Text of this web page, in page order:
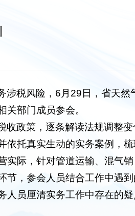
涉税风险，6月29日，省天然
部门成员参会。
政策，逐条解读法规调整变
依托真实生动的实务案例，梳
实际，针对管道运输、混气销
节，参会人员结合工作中遇到
人员厘清实务工作中存在的疑